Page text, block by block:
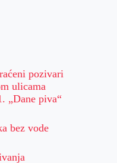
pozivari
ulicama
„Dane piva“
bez vode